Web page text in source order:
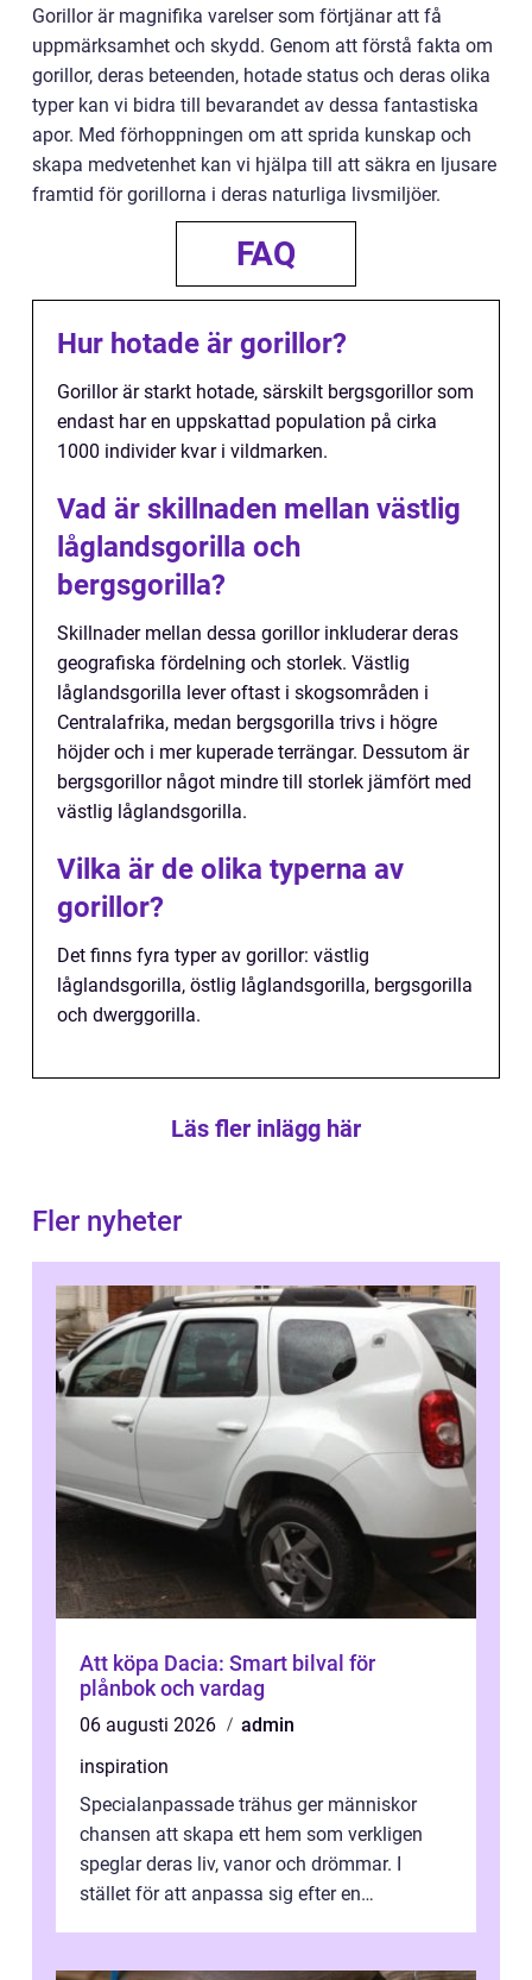
Gorillor är magnifika varelser som förtjänar att få
uppmärksamhet och skydd. Genom att förstå fakta om
gorillor, deras beteenden, hotade status och deras olika
typer kan vi bidra till bevarandet av dessa fantastiska
apor. Med förhoppningen om att sprida kunskap och
skapa medvetenhet kan vi hjälpa till att säkra en ljusare
framtid för gorillorna i deras naturliga livsmiljöer.
FAQ
Hur hotade är gorillor?
Gorillor är starkt hotade, särskilt bergsgorillor som
endast har en uppskattad population på cirka
1000 individer kvar i vildmarken.
Vad är skillnaden mellan västlig
låglandsgorilla och
bergsgorilla?
Skillnader mellan dessa gorillor inkluderar deras
geografiska fördelning och storlek. Västlig
låglandsgorilla lever oftast i skogsområden i
Centralafrika, medan bergsgorilla trivs i högre
höjder och i mer kuperade terrängar. Dessutom är
bergsgorillor något mindre till storlek jämfört med
västlig låglandsgorilla.
Vilka är de olika typerna av
gorillor?
Det finns fyra typer av gorillor: västlig
låglandsgorilla, östlig låglandsgorilla, bergsgorilla
och dwerggorilla.
Läs fler inlägg här
Fler nyheter
Att köpa Dacia: Smart bilval för
plånbok och vardag
06 augusti 2026
admin
inspiration
Specialanpassade trähus ger människor
chansen att skapa ett hem som verkligen
speglar deras liv, vanor och drömmar. I
stället för att anpassa sig efter en